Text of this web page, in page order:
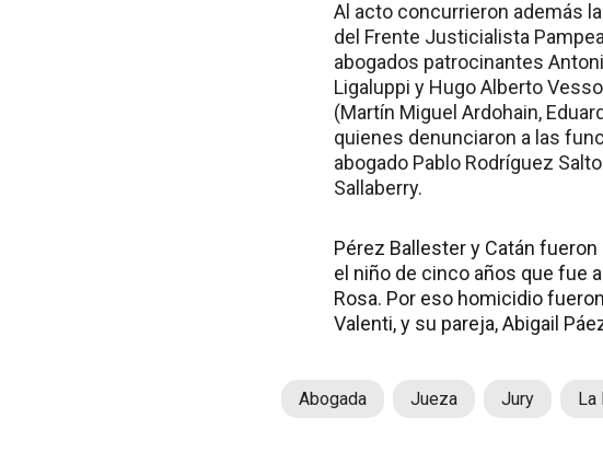
Al acto concurrieron además
del Frente Justicialista
abogados patrocinantes
Ligaluppi y Hugo Alberto
(Martín Miguel Ardohain,
quienes denunciaron a las
abogado Pablo Rodríguez
Sallaberry.
Pérez Ballester y Catán
el niño de cinco años que fue
Rosa. Por eso homicidio
Valenti, y su pareja, Abigail
Abogada Jueza Jury La